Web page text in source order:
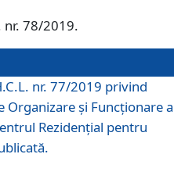
nr. 78/2019.
nr. 77/2019 privind
Organizare și Funcționare
Rezidențial pentru